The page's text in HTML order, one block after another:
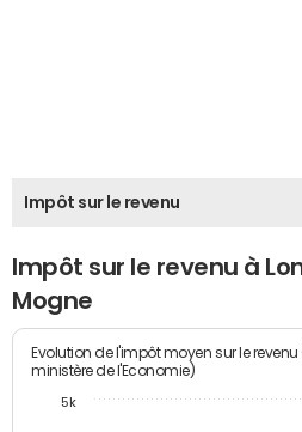
Impôt sur le revenu
Impôt sur le revenu à
Mogne
Evolution de l'impôt moyen sur le revenu
ministère de l'Economie)
5k